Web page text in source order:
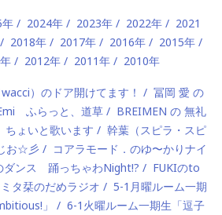
2024年 2023年 2022年
2021
2018年 2017年 2016年
2015年
2012年 2011年 2010年
）のドア開けてます！
冨岡 愛 の
ふらっと、道草
BREIMEN の 無礼
ょいと歌います
幹葉（スピラ・スピ
お☆彡
コアラモード．のゆ〜かりナイ
ダンス 踊っちゃわNight!?
FUKIのto
タ栞のだめラジオ
5-1月曜ルーム一期
」
6-1火曜ルーム一期生「逗子